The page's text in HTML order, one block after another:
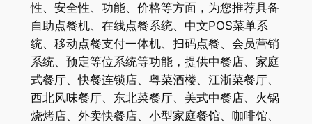
性、安全性、功能、价格等方面，为您推荐具备
自助点餐机、在线点餐系统、中文POS菜单系
统、移动点餐支付一体机、扫码点餐、会员营销
系统、预定等位系统等功能，提供中餐店、家庭
式餐厅、快餐连锁店、粤菜酒楼、江浙菜餐厅、
西北风味餐厅、东北菜餐厅、美式中餐店、火锅
烧烤店、外卖快餐店、小型家庭餐馆、咖啡馆、